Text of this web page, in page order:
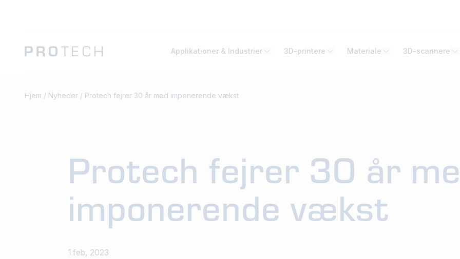
Applikationer & Industrier 3D-printere Materiale 3D-scannere
Hjem / Nyheder / Protech fejrer 30 år med imponerende vækst
Protech fejrer 30 år
imponerende vækst
1 feb, 2023